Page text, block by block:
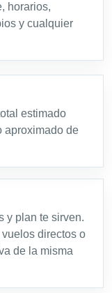
horarios,
y cualquier
estimado
aproximado de
y plan te sirven.
directos o
de la misma